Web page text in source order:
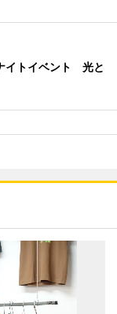
イトイベント 光と